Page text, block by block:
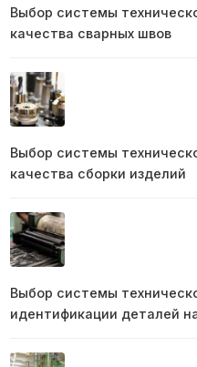
Выбор системы
качества сварных швов
Выбор системы
качества сборки изделий
Выбор системы
идентификации деталей